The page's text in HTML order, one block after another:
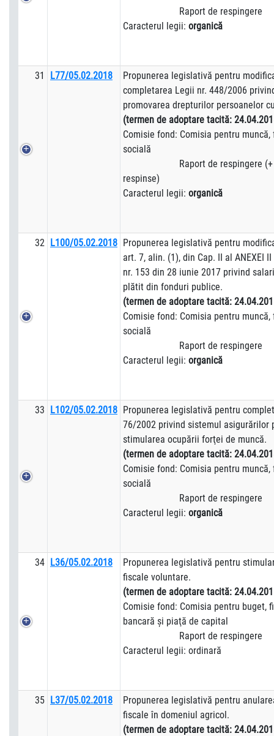
Raport de respingere
Caracterul legii: organică
31 L77/05.02.2018
Propunerea legislativă pentru
completarea Legii nr. 448/2006
promovarea drepturilor persoanelor
(termen de adoptare tacită:
Comisie fond: Comisia pentru
socială
Raport de respingere (+
respinse)
Caracterul legii: organică
32 L100/05.02.2018 Propunerea legislativă pentru
art. 7, alin. (1), din Cap. II al ANEXEI II
nr. 153 din 28 iunie 2017 privind
plătit din fonduri publice.
(termen de adoptare tacită:
Comisie fond: Comisia pentru
socială
Raport de respingere
Caracterul legii: organică
33 L102/05.02.2018 Propunerea legislativă pentru
76/2002 privind sistemul asigurărilor
stimularea ocupării forţei de muncă.
(termen de adoptare tacită:
Comisie fond: Comisia pentru
socială
Raport de respingere
Caracterul legii: organică
34 L36/05.02.2018
Propunerea legislativă pentru
fiscale voluntare.
(termen de adoptare tacită:
Comisie fond: Comisia pentru buget,
bancară şi piaţă de capital
Raport de respingere
Caracterul legii: ordinară
35 L37/05.02.2018
Propunerea legislativă pentru
fiscale în domeniul agricol.
(termen de adoptare tacită: